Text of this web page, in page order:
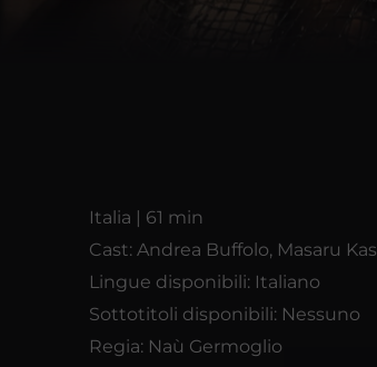
Italia | 61 min
Cast: Andrea Buffolo, Masaru
Lingue disponibili: Italiano
Sottotitoli disponibili: Nessuno
Regia: Naù Germoglio